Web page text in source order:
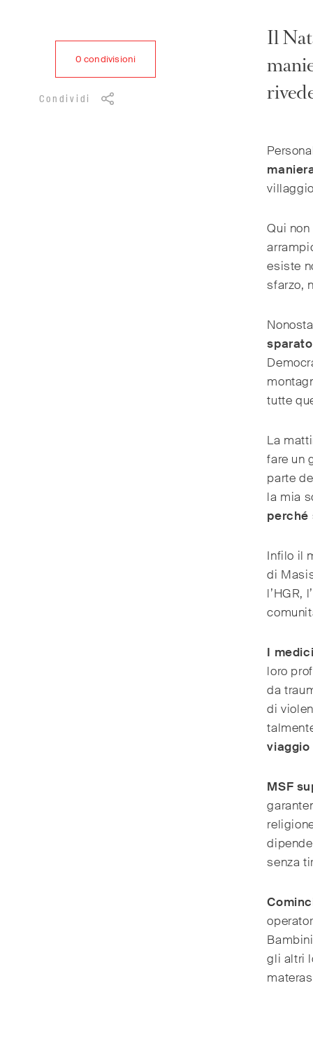
0 condivisioni
Condividi
Il
Qui
esiste
sfarzo,
tutte
La
fare un
parte
la mia
perché
Infilo il
di
l’HGR,
I
loro
da
di
viaggio
MSF
senza
gli altri